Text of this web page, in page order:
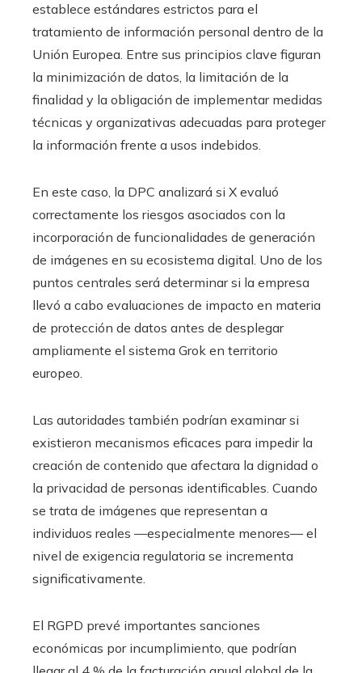
establece estándares estrictos para el
tratamiento de información personal dentro de la
Unión Europea. Entre sus principios clave figuran
la minimización de datos, la limitación de la
finalidad y la obligación de implementar medidas
técnicas y organizativas adecuadas para proteger
la información frente a usos indebidos.
En este caso, la DPC analizará si X evaluó
correctamente los riesgos asociados con la
incorporación de funcionalidades de generación
de imágenes en su ecosistema digital. Uno de los
puntos centrales será determinar si la empresa
llevó a cabo evaluaciones de impacto en materia
de protección de datos antes de desplegar
ampliamente el sistema Grok en territorio
europeo.
Las autoridades también podrían examinar si
existieron mecanismos eficaces para impedir la
creación de contenido que afectara la dignidad o
la privacidad de personas identificables. Cuando
se trata de imágenes que representan a
individuos reales —especialmente menores— el
nivel de exigencia regulatoria se incrementa
significativamente.
El RGPD prevé importantes sanciones
económicas por incumplimiento, que podrían